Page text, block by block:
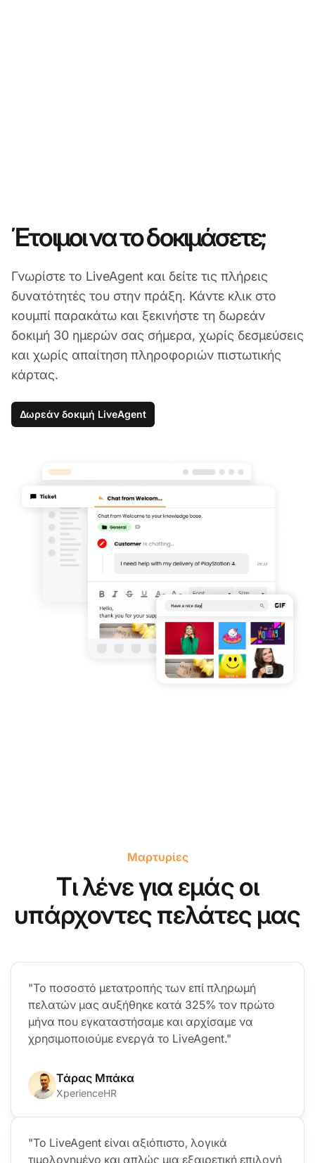
Έτοιμοι να το δοκιμάσετε;
Γνωρίστε το LiveAgent και δείτε τις πλήρεις
δυνατότητές του στην πράξη. Κάντε κλικ στο
κουμπί παρακάτω και ξεκινήστε τη δωρεάν
δοκιμή 30 ημερών σας σήμερα, χωρίς δεσμεύσεις
και χωρίς απαίτηση πληροφοριών πιστωτικής
κάρτας.
Δωρεάν δοκιμή LiveAgent
Μαρτυρίες
Τι λένε για εμάς οι
υπάρχοντες πελάτες μας
"Το ποσοστό μετατροπής των επί πληρωμή
πελατών μας αυξήθηκε κατά 325% τον πρώτο
μήνα που εγκαταστήσαμε και αρχίσαμε να
χρησιμοποιούμε ενεργά το LiveAgent."
Τάρας Μπάκα
XperienceHR
"Το LiveAgent είναι αξιόπιστο, λογικά
τιμολογημένο και απλώς μια εξαιρετική επιλογή